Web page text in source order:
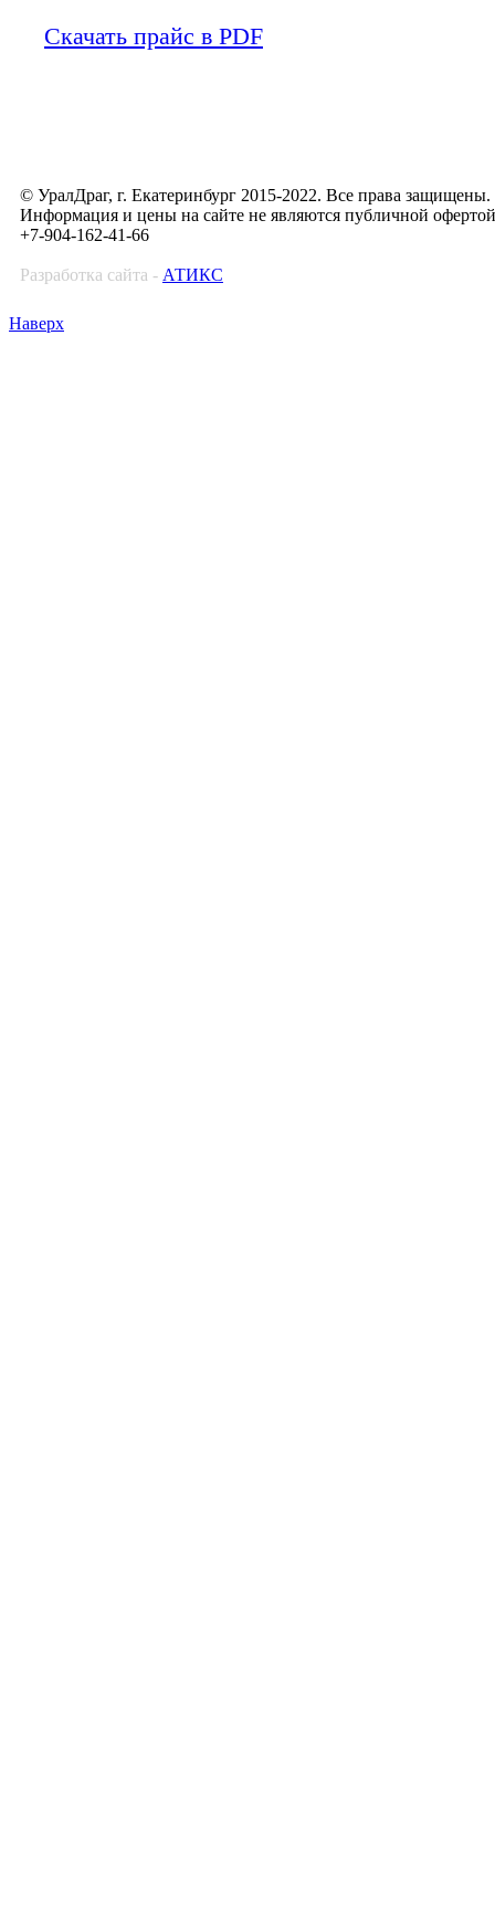
Скачать прайс в PDF
© УралДраг, г. Екатеринбург 2015-2022. Все права защищены.
Информация и цены на сайте не являются публичной офертой
+7-904-162-41-66
Разработка сайта - АТИКС
Наверх